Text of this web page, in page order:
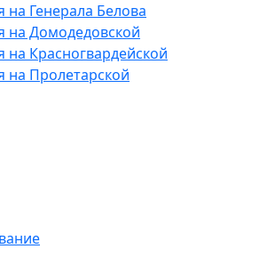
на Генерала Белова
на Домодедовской
на Красногвардейской
на Пролетарской